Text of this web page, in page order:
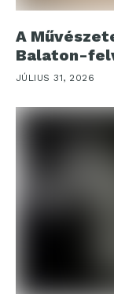
A
Balaton-
JÚLIUS 31, 2026